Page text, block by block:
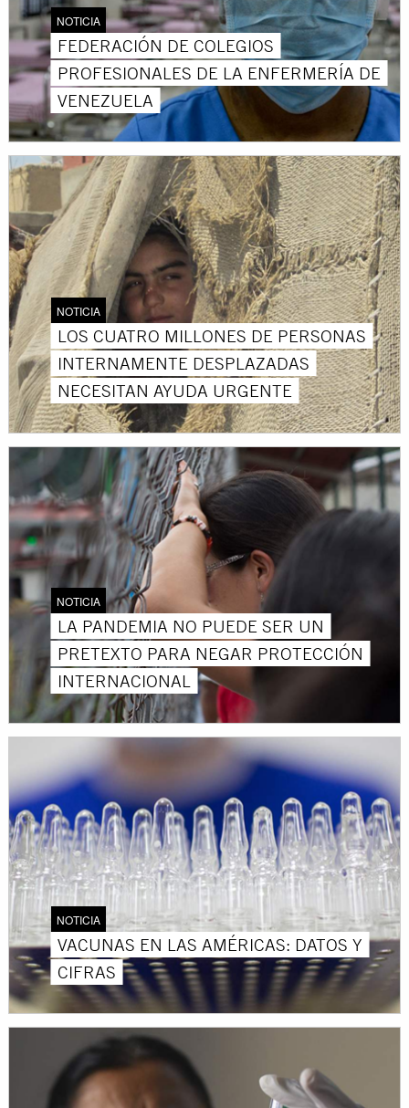
NOTICIA
FEDERACIÓN DE COLEGIOS
PROFESIONALES DE LA ENFERMERÍA DE
VENEZUELA
NOTICIA
LOS CUATRO MILLONES DE PERSONAS
INTERNAMENTE DESPLAZADAS
NECESITAN AYUDA URGENTE
NOTICIA
LA PANDEMIA NO PUEDE SER UN
PRETEXTO PARA NEGAR PROTECCIÓN
INTERNACIONAL
NOTICIA
VACUNAS EN LAS AMÉRICAS: DATOS Y
CIFRAS